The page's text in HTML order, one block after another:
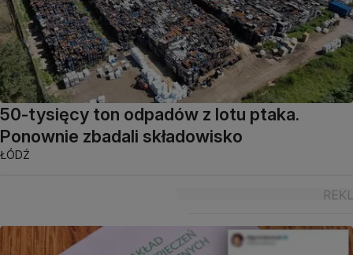
50-tysięcy ton odpadów z lotu ptaka.
Ponownie zbadali składowisko
ŁÓDŹ